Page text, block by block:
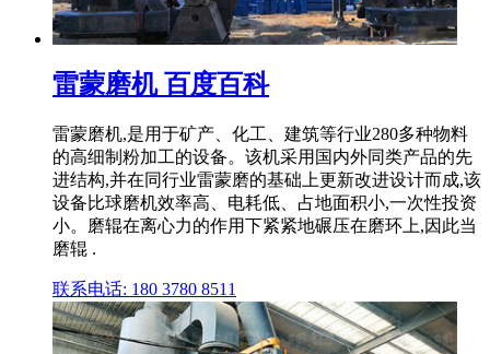
雷蒙磨机 百度百科
雷蒙磨机,是用于矿产、化工、建筑等行业280多种物料
的高细制粉加工的设备。该机采用国内外同类产品的先
进结构,并在同行业雷蒙磨的基础上更新改进设计而成,该
设备比球磨机效率高、电耗低、占地面积小,一次性投资
小。磨辊在离心力的作用下紧紧地碾压在磨环上,因此当
磨辊 .
联系电话: 180 3780 8511